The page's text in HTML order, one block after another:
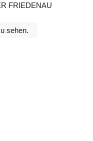
FRIEDENAU
sehen.